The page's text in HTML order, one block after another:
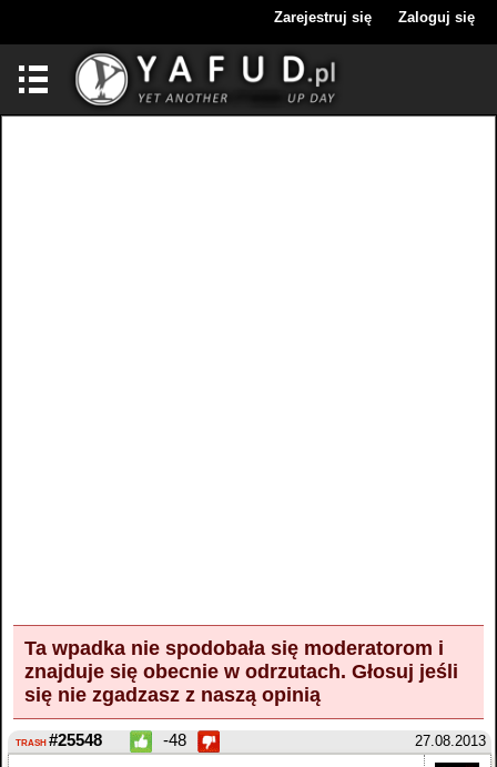
Zarejestruj się Zaloguj się
Ta wpadka nie spodobała się moderatorom i
znajduje się obecnie w odrzutach. Głosuj jeśli
się nie zgadzasz z naszą opinią
27.08.2013
TRASH #25548 -48